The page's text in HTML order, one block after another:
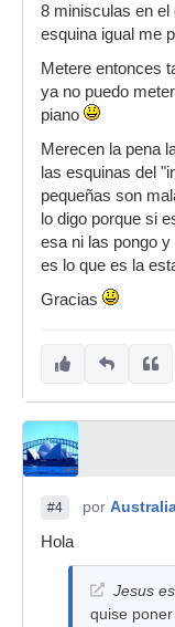
8 minisculas en el
esquina igual me
Metere entonces
ya no puedo
piano
Merecen la pena
las esquinas del
pequeñas son
lo digo porque si
esa ni las pongo
es lo que es la
Gracias
#4 por
Hola
Jesus
quise